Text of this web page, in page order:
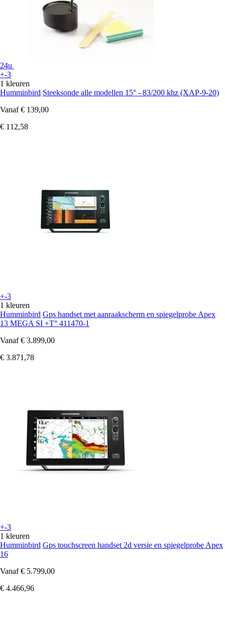
24u
+-3
1 kleuren
Humminbird Steeksonde alle modellen 15° - 83/200 khz (XAP-9-20)
Vanaf € 139,00
€ 112,58
+-3
1 kleuren
Humminbird Gps handset met aanraakscherm en spiegelprobe Apex
13 MEGA SI +T° 411470-1
Vanaf € 3.899,00
€ 3.871,78
+-3
1 kleuren
Humminbird Gps touchscreen handset 2d versie en spiegelprobe Apex
16
Vanaf € 5.799,00
€ 4.466,96